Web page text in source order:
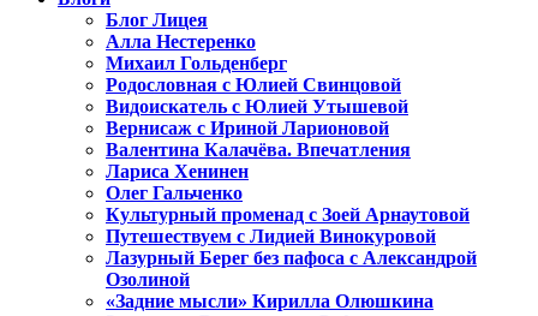
Блог Лицея
Алла Нестеренко
Михаил Гольденберг
Родословная с Юлией Свинцовой
Видоискатель с Юлией Утышевой
Вернисаж с Ириной Ларионовой
Валентина Калачёва. Впечатления
Лариса Хенинен
Олег Гальченко
Культурный променад с Зоей Арнаутовой
Путешествуем с Лидией Винокуровой
Лазурный Берег без пафоса с Александрой
Озолиной
«Задние мысли» Кирилла Олюшкина